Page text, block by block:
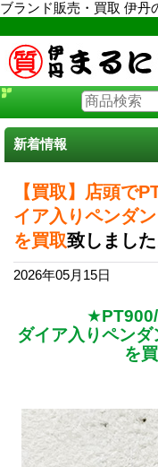
ブランド販売・買取 伊丹
新着情報
【買取】店頭で
イア入りペンダ
を買取致しました
2026年05月15日
★
ダイア入りペン
を